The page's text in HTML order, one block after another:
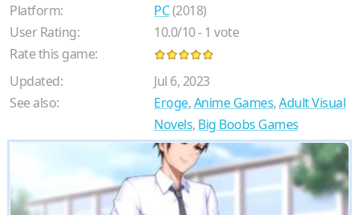
Platform:
PC(2018)
User Rating:
10.0/10-1 vote
Rate this game:
Updated:
Jul 6, 2023
See also:
Eroge,Anime Games,Adult Visual
Novels, Big Boobs Games